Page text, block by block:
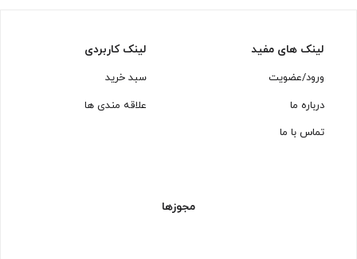
لینک های مفید
ورود/عضویت
درباره ما
تماس با ما
لینک کاربردی
سبد خرید
علاقه مندی ها
مجوزها